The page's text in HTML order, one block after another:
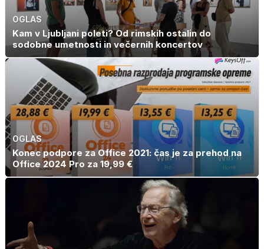
OGLAS
Kam v Ljubljani poleti? Od rimskih ostalin do
sodobne umetnosti in večernih koncertov
OGLAS
Konec podpore za Office 2021: čas je za prehod na
Office 2024 Pro za 19,99 €